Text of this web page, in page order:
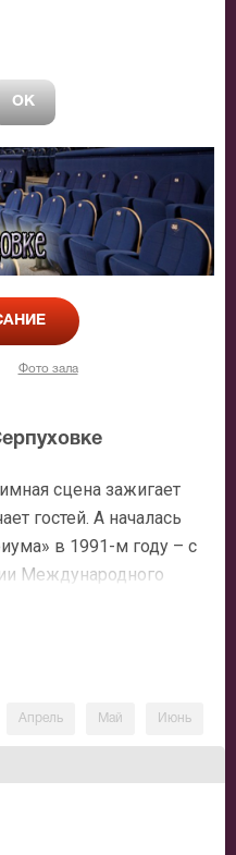
Фото зала
сцена зажигает
гостей. А началась
в 1991-м году – с
Международного
придумала и
артистов – из России,
всегда закончился,
вот только некоторые
а наоборот,
м году здесь была
Апрель Май Июнь